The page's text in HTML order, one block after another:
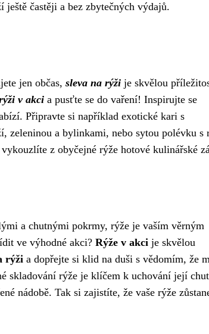
častěji a bez zbytečných výdajů.
jen občas, sleva na rýži je skvělou
v akci a pusťte se do vaření! Inspirujte se
Připravte si například exotické kari s
zeleninou a bylinkami, nebo sytou polévku s
z obyčejné rýže hotové kulinářské
a chutnými pokrmy, rýže je vaším věrným
ve výhodné akci? Rýže v akci je skvělou
rýži a dopřejte si klid na duši s vědomím, že
skladování rýže je klíčem k uchování její
nádobě. Tak si zajistíte, že vaše rýže